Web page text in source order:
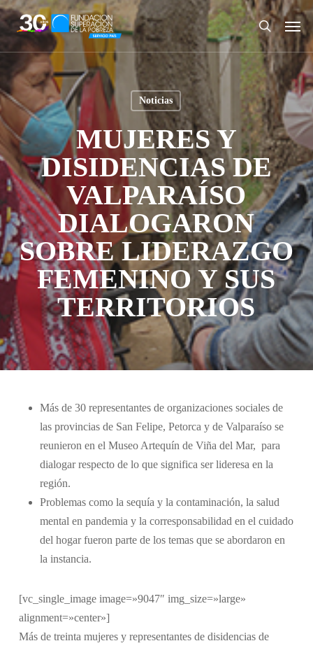
Skip
to
content
search
Menu
Noticias
MUJERES Y
DISIDENCIAS DE
VALPARAÍSO
DIALOGARON
SOBRE LIDERAZGO
FEMENINO Y SUS
TERRITORIOS
Más de 30 representantes de organizaciones sociales de
las provincias de San Felipe, Petorca y de Valparaíso se
reunieron en el Museo Artequín de Viña del Mar, para
dialogar respecto de lo que significa ser lideresa en la
región.
Problemas como la sequía y la contaminación, la salud
mental en pandemia y la corresponsabilidad en el cuidado
del hogar fueron parte de los temas que se abordaron en
la instancia.
[vc_single_image image=»9047″ img_size=»large»
alignment=»center»]
Más de treinta mujeres y representantes de disidencias de